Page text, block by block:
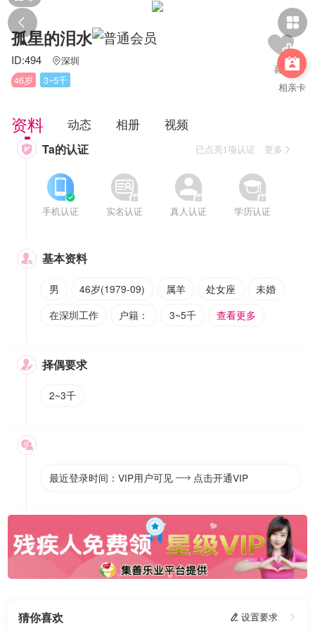
 

相亲卡
孤星的泪水
ID:494 深圳
46岁
3~5千
资料 动态 相册 视频
 Ta的认证 已点亮1项认证 更多


手机认证


实名认证


真人认证


学历认证
 基本资料
男 46岁(1979-09) 属羊 处女座
未婚
在深圳工作
户籍： 3~5千 查看更多
 择偶要求
2~3千

最近登录时间：VIP用户可见  点击开通VIP
猜你喜欢  设置要求 